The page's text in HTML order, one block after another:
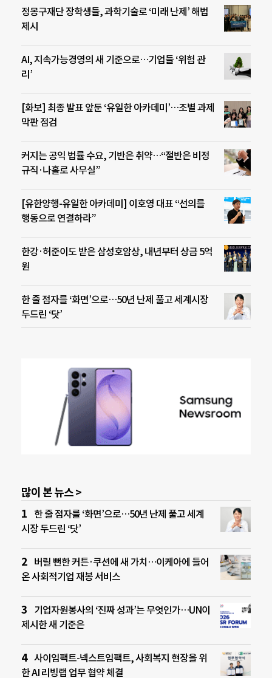
정몽구재단 장학생들, 과학기술로 ‘미래 난제’ 해법
제시
AI, 지속가능경영의 새 기준으로…기업들 ‘위험 관
리’
[화보] 최종 발표 앞둔 ‘유일한 아카데미’…조별 과제
막판 점검
커지는 공익 법률 수요, 기반은 취약…“절반은 비정
규직·나홀로 사무실”
[유한양행-유일한 아카데미] 이호영 대표 “선의를
행동으로 연결하라”
한강·허준이도 받은 삼성호암상, 내년부터 상금 5억
원
한 줄 점자를 ‘화면’으로…50년 난제 풀고 세계시장
두드린 ‘닷’
많이 본 뉴스 >
한 줄 점자를 ‘화면’으로…50년 난제 풀고 세계
시장 두드린 ‘닷’
버릴 뻔한 커튼·쿠션에 새 가치…이케아에 들어
온 사회적기업 재봉 서비스
기업자원봉사의 ‘진짜 성과’는 무엇인가…UN이
제시한 새 기준은
사이임팩트-넥스트임팩트, 사회복지 현장을 위
한 AI 리빙랩 업무 협약 체결